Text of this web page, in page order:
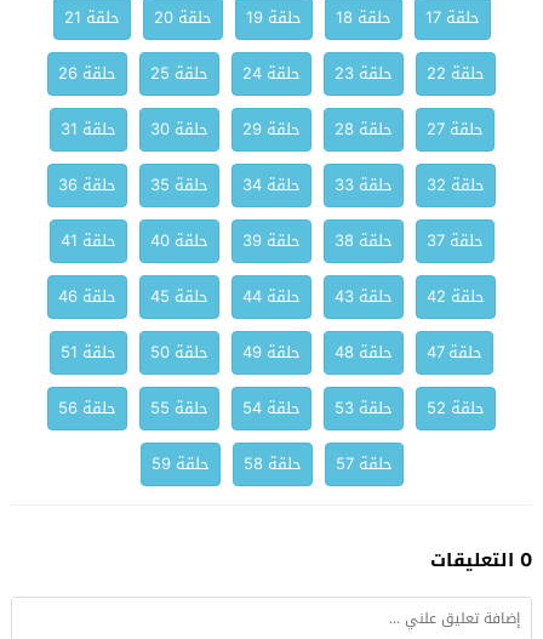
حلقة 17
حلقة 18 حلقة 19 حلقة 20
حلقة 21
حلقة 22
حلقة 23 حلقة 24 حلقة 25
حلقة 26
حلقة 27
حلقة 28 حلقة 29 حلقة 30
حلقة 31
حلقة 32
حلقة 33 حلقة 34 حلقة 35
حلقة 36
حلقة 37
حلقة 38 حلقة 39 حلقة 40
حلقة 41
حلقة 42
حلقة 43 حلقة 44 حلقة 45
حلقة 46
حلقة 47
حلقة 48 حلقة 49 حلقة 50
حلقة 51
حلقة 52
حلقة 53 حلقة 54 حلقة 55
حلقة 56
حلقة 57
حلقة 58 حلقة 59
0 التعليقات